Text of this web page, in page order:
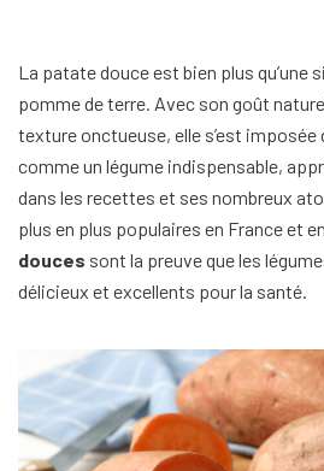
La patate douce est bien plus qu’une
pomme de terre. Avec son goût
texture onctueuse, elle s’est imposée
comme un légume indispensable,
dans les recettes et ses nombreux
plus en plus populaires en France et
douces sont la preuve que les
délicieux et excellents pour la santé.